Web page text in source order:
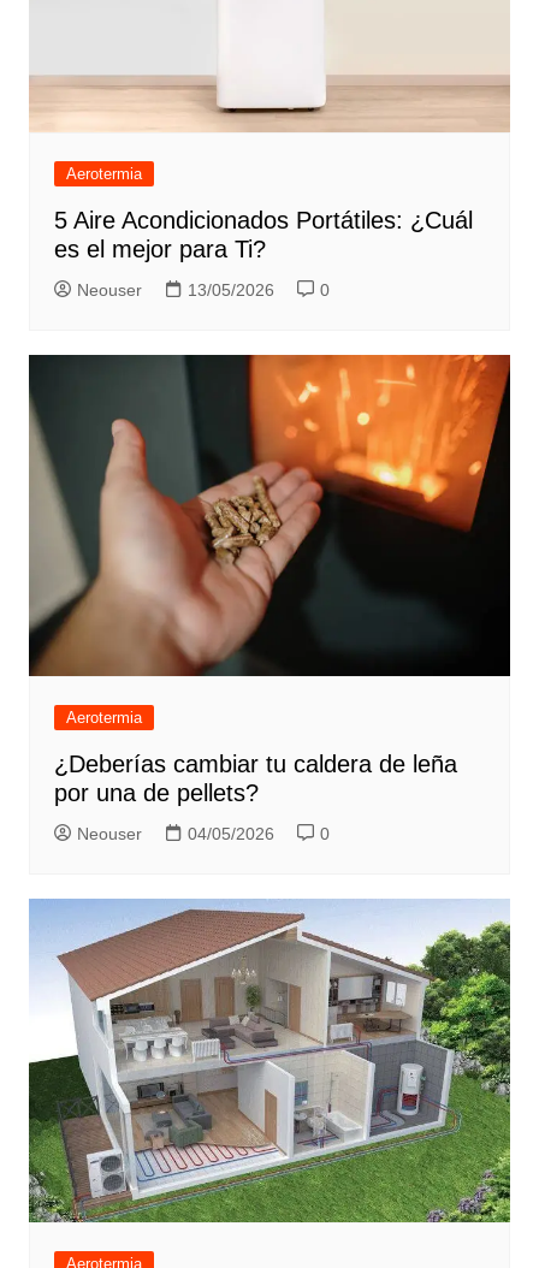
Aerotermia
5 Aire Acondicionados Portátiles: ¿Cuál
es el mejor para Ti?
Neouser 13/05/2026 0
Aerotermia
¿Deberías cambiar tu caldera de leña
por una de pellets?
Neouser 04/05/2026 0
Aerotermia